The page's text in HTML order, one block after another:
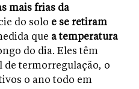
mais frias da
do solo e se retiram
que a temperatura
do dia. Eles têm
de termorregulação, o
o ano todo em